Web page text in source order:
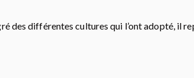
des différentes cultures qui l’ont adopté, il